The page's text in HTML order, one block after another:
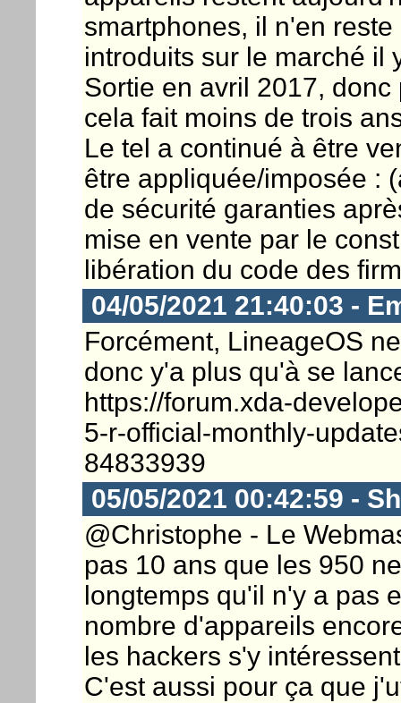
smartphones, il n'en
introduits sur le marché il
Sortie en avril 2017,
cela fait moins de trois
Le tel a continué à être
être appliquée/imposée :
de sécurité garanties
mise en vente par le
libération du code des
04/05/2021 21:40:03 -
Forcément, LineageOS
donc y'a plus qu'à se
https://forum.xda-
5-r-official-monthly-
84833939
05/05/2021 00:42:59 -
@Christophe - Le
pas 10 ans que les 950
longtemps qu'il n'y a pas
nombre d'appareils
les hackers s'y
C'est aussi pour ça que